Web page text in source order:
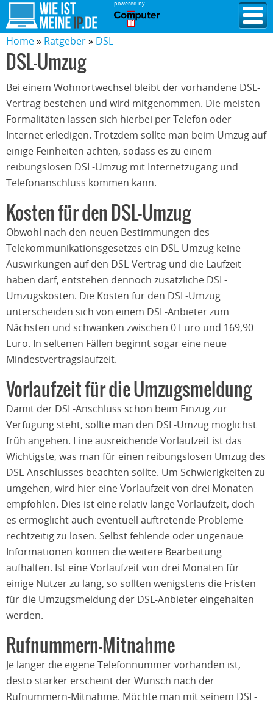
powered by
Home Ratgeber DSL
DSL-Umzug
Bei einem Wohnortwechsel bleibt der vorhandene DSL-
Vertrag bestehen und wird mitgenommen. Die meisten
Formalitäten lassen sich hierbei per Telefon oder
Internet erledigen. Trotzdem sollte man beim Umzug auf
einige Feinheiten achten, sodass es zu einem
reibungslosen DSL-Umzug mit Internetzugang und
Telefonanschluss kommen kann.
Kosten für den DSL-Umzug
Obwohl nach den neuen Bestimmungen des
Telekommunikationsgesetzes ein DSL-Umzug keine
Auswirkungen auf den DSL-Vertrag und die Laufzeit
haben darf, entstehen dennoch zusätzliche DSL-
Umzugskosten. Die Kosten für den DSL-Umzug
unterscheiden sich von einem DSL-Anbieter zum
Nächsten und schwanken zwischen 0 Euro und 169,90
Euro. In seltenen Fällen beginnt sogar eine neue
Mindestvertragslaufzeit.
Vorlaufzeit für die Umzugsmeldung
Damit der DSL-Anschluss schon beim Einzug zur
Verfügung steht, sollte man den DSL-Umzug möglichst
früh angehen. Eine ausreichende Vorlaufzeit ist das
Wichtigste, was man für einen reibungslosen Umzug des
DSL-Anschlusses beachten sollte. Um Schwierigkeiten zu
umgehen, wird hier eine Vorlaufzeit von drei Monaten
empfohlen. Dies ist eine relativ lange Vorlaufzeit, doch
es ermöglicht auch eventuell auftretende Probleme
rechtzeitig zu lösen. Selbst fehlende oder ungenaue
Informationen können die weitere Bearbeitung
aufhalten. Ist eine Vorlaufzeit von drei Monaten für
einige Nutzer zu lang, so sollten wenigstens die Fristen
für die Umzugsmeldung der DSL-Anbieter eingehalten
werden.
Rufnummern-Mitnahme
Je länger die eigene Telefonnummer vorhanden ist,
desto stärker erscheint der Wunsch nach der
Rufnummern-Mitnahme. Möchte man mit seinem DSL-